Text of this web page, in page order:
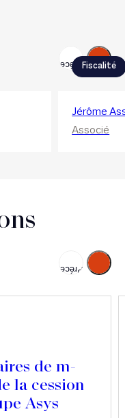
Précédent
Suivant
Fiscalité
Jérôme
Associé
Précédent
Suivant
de m-
la cession
Asys